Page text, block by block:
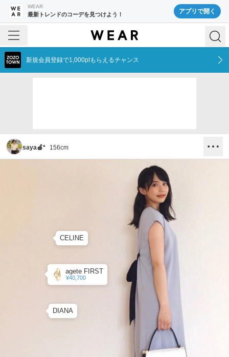
WEAR
最新トレンドのコーデを見つけよう！ アプリで開く
新規会員登録で1,000ptもらえるチャンス
saya🍎* 156cm
DIANA
CELINE
agete FIRST
¥40,700